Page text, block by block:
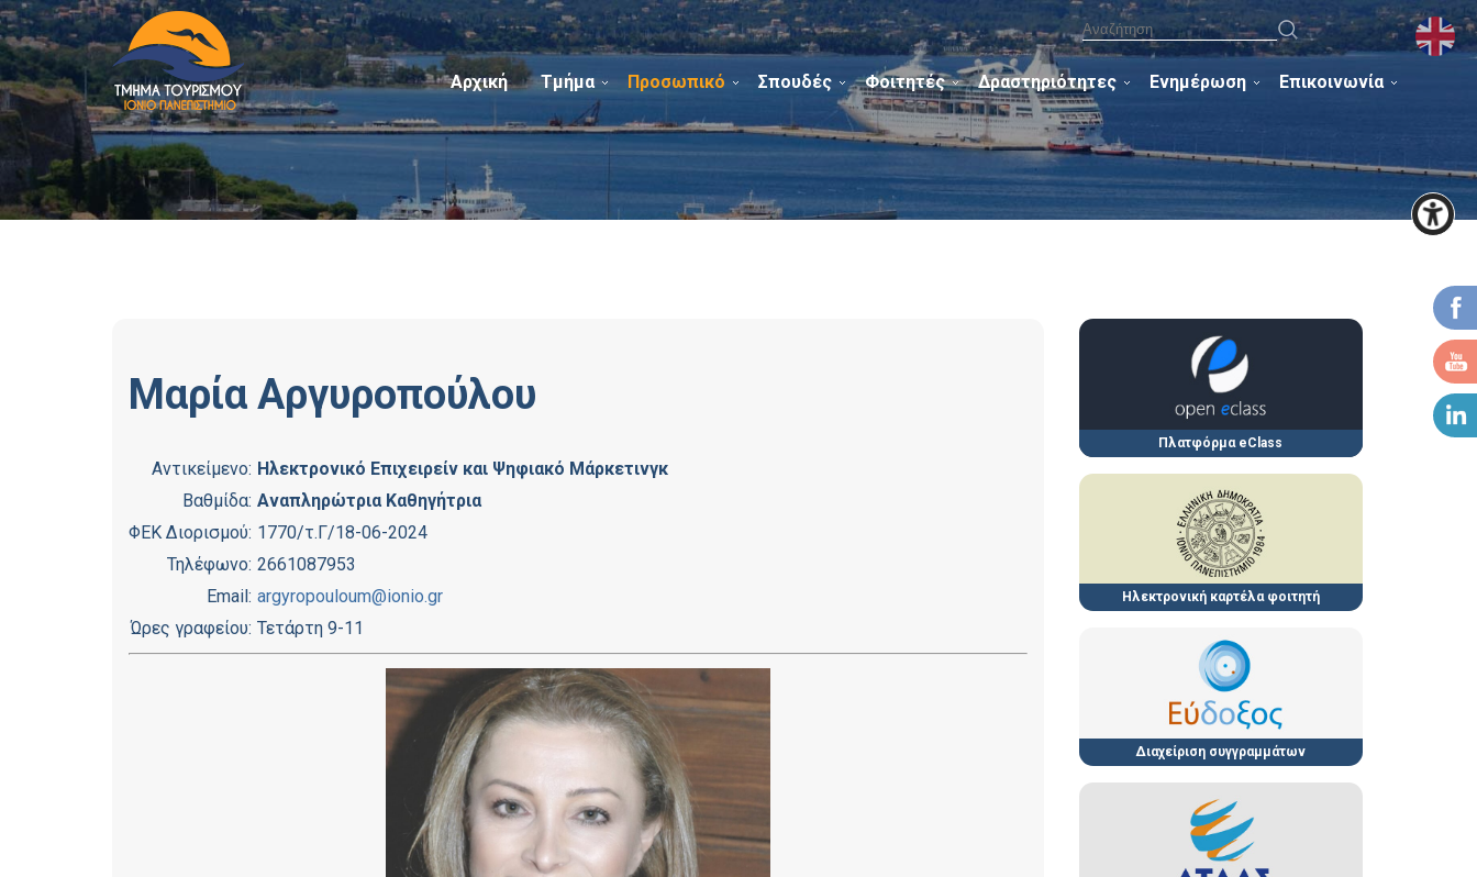
Αρχική Τμήμα Προσωπικό Σπουδές Φοιτητές Δραστηριότητες Ενημέρωση Επικοινωνία
Μαρία Αργυροπούλου
Αντικείμενο: Ηλεκτρονικό Επιχειρείν και Ψηφιακό Μάρκετινγκ
Βαθμίδα: Αναπληρώτρια Καθηγήτρια
ΦΕΚ Διορισμού: 1770/τ.Γ/18-06-2024
Τηλέφωνο: 2661087953
Email: argyropouloum@ionio.gr
Ώρες γραφείου: Τετάρτη 9-11
Πλατφόρμα eClass
Ηλεκτρονική καρτέλα φοιτητή
Διαχείριση συγγραμμάτων